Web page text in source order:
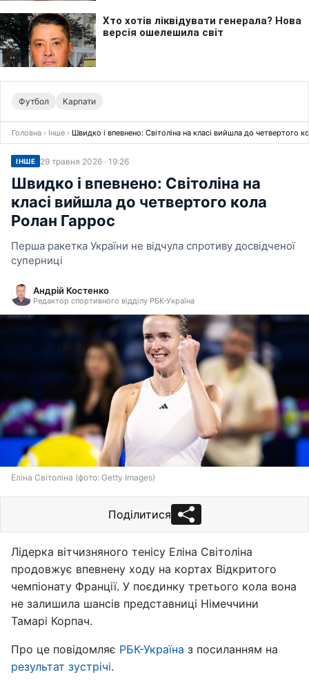
Футбол Карпати
Головна › Інше › Швидко і впевнено: Світоліна на класі вийшла до четвертого
ІНШЕ 29 травня 2026 · 19:26
Швидко і впевнено: Світоліна на
класі вийшла до четвертого кола
Ролан Гаррос
Перша ракетка України не відчула спротиву досвідченої
суперниці
Андрій Костенко
Редактор спортивного відділу РБК-Україна
Еліна Світоліна (фото: Getty Images)
Поділитися
Лідерка вітчизняного тенісу Еліна Світоліна
продовжує впевнену ходу на кортах Відкритого
чемпіонату Франції. У поєдинку третього кола вона
не залишила шансів представниці Німеччини
Тамарі Корпач.
Про це повідомляє РБК-Україна з посиланням на
результат зустрічі.